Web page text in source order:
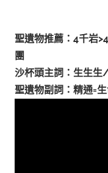
聖遺物推薦：4千岩
團
沙杯頭主詞：生生生
聖遺物副詞：精通=